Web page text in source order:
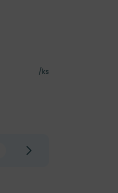
Cena za kus
/ks